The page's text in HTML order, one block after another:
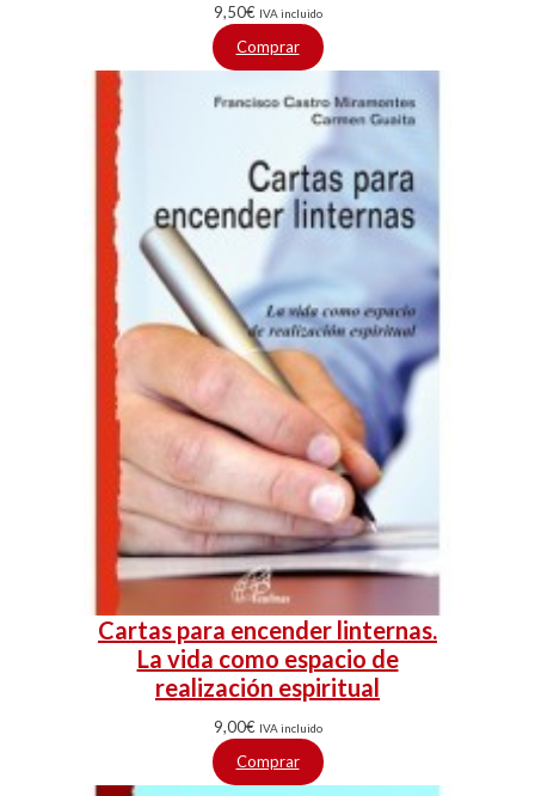
9,50€ IVA incluido
Comprar
Cartas para encender linternas.
La vida como espacio de
realización espiritual
9,00€ IVA incluido
Comprar